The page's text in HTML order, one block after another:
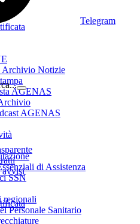
Telegram
avvisi
Archivio Notizie
AGENAS
AGENAS
di Assistenza
SSN
regionali
Personale Sanitario